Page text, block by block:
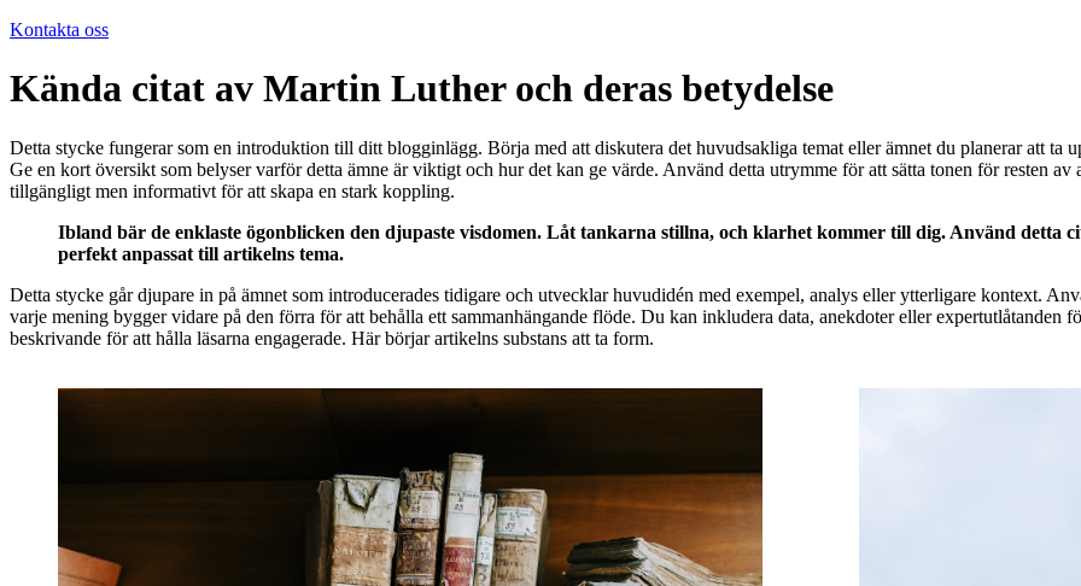
Kontakta oss
Kända citat av Martin Luther och deras betydelse
Detta stycke fungerar som en introduktion till ditt blogginlägg. Börja med att diskutera det huvudsakliga temat eller ämnet du planerar att ta
Ge en kort översikt som belyser varför detta ämne är viktigt och hur det kan ge värde. Använd detta utrymme för att sätta tonen för resten
tillgängligt men informativt för att skapa en stark koppling.
Ibland bär de enklaste ögonblicken den djupaste visdomen. Låt tankarna stillna, och klarhet kommer till dig. Använd detta
perfekt anpassat till artikelns tema.
Detta stycke går djupare in på ämnet som introducerades tidigare och utvecklar huvudidén med exempel, analys eller ytterligare kontext.
varje mening bygger vidare på den förra för att behålla ett sammanhängande flöde. Du kan inkludera data, anekdoter eller expertutlåtanden
beskrivande för att hålla läsarna engagerade. Här börjar artikelns substans att ta form.